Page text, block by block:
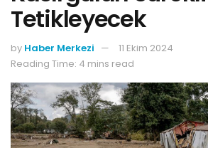
Tetikleyecek
by Haber Merkezi
11 Ekim 2024
Reading Time: 4 mins read